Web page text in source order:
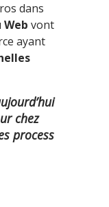
dans
vont
ayant
chez
process